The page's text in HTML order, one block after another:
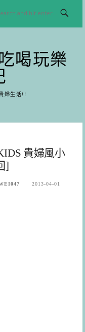
喝玩樂
婦生活!!
貴婦風小
]
2013-04-01